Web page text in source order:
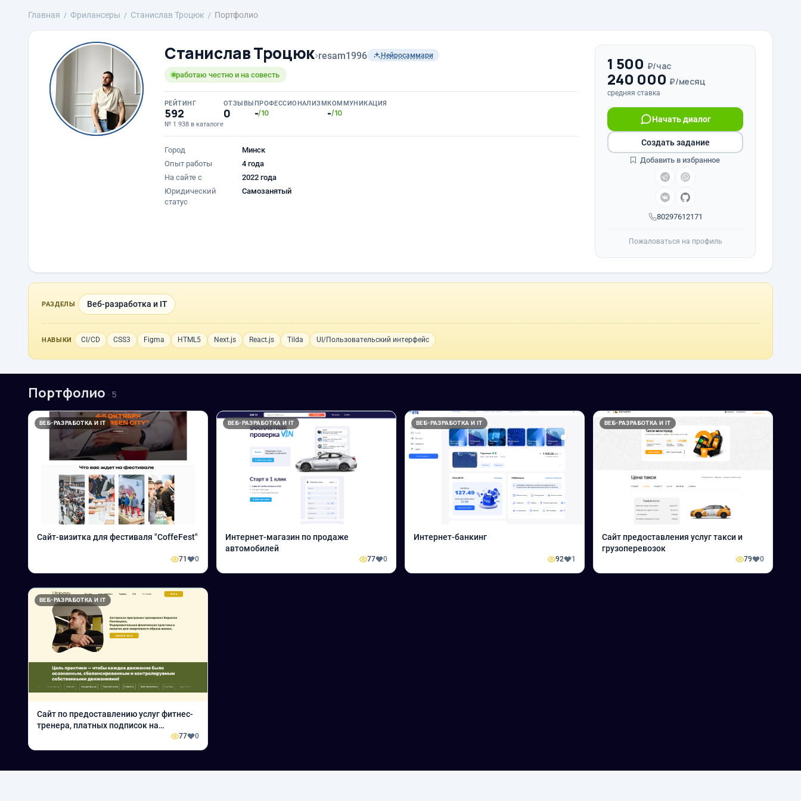
Главная Фрилансеры Станислав Троцюк Портфолио
Станислав Троцюк›resam1996 Нейросаммари
работаю честно и на совесть
РЕЙТИНГ
592
№ 1 938 в каталоге
ОТЗЫВЫ
0
ПРОФЕССИОНАЛИЗМ
-/10
КОММУНИКАЦИЯ
-/10
Город
Минск
Опыт работы
4 года
На сайте с
2022 года
Юридический
статус
Самозанятый
1 500 ₽/час
240 000 ₽/месяц
средняя ставка
80297612171
Начать диалог
Создать задание
Добавить в избранное
Пожаловаться на профиль
РАЗДЕЛЫ Веб-разработка и IT
НАВЫКИ CI/CD CSS3 Figma HTML5 Next.js React.js Tilda UI/Пользовательский интерфейс
Портфолио · 5
ВЕБ-РАЗРАБОТКА И IT
Сайт-визитка для фестиваля "CoffeFest"
71 0
ВЕБ-РАЗРАБОТКА И IT
Интернет-магазин по продаже
автомобилей
77 0
ВЕБ-РАЗРАБОТКА И IT
Интернет-банкинг
92 1
ВЕБ-РАЗРАБОТКА И IT
Сайт предоставления услуг такси и
грузоперевозок
79 0
ВЕБ-РАЗРАБОТКА И IT
Сайт по предоставлению услуг фитнес-
тренера, платных подписок на
77 0